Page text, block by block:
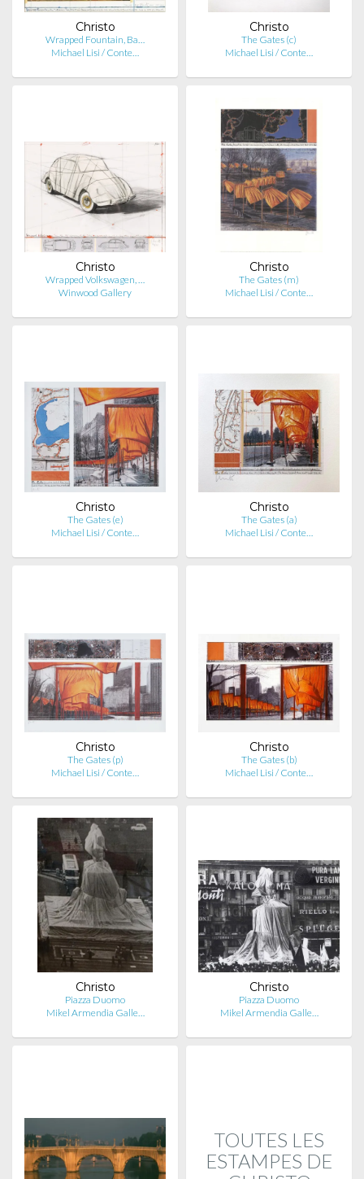
Christo
Wrapped Fountain, Ba…
Michael Lisi / Conte…
Christo
The Gates (c)
Michael Lisi / Conte…
Christo
Wrapped Volkswagen, …
Winwood Gallery
Christo
The Gates (m)
Michael Lisi / Conte…
Christo
The Gates (e)
Michael Lisi / Conte…
Christo
The Gates (a)
Michael Lisi / Conte…
Christo
The Gates (p)
Michael Lisi / Conte…
Christo
The Gates (b)
Michael Lisi / Conte…
Christo
Piazza Duomo
Mikel Armendia Galle…
Christo
Piazza Duomo
Mikel Armendia Galle…
TOUTES LES
ESTAMPES DE